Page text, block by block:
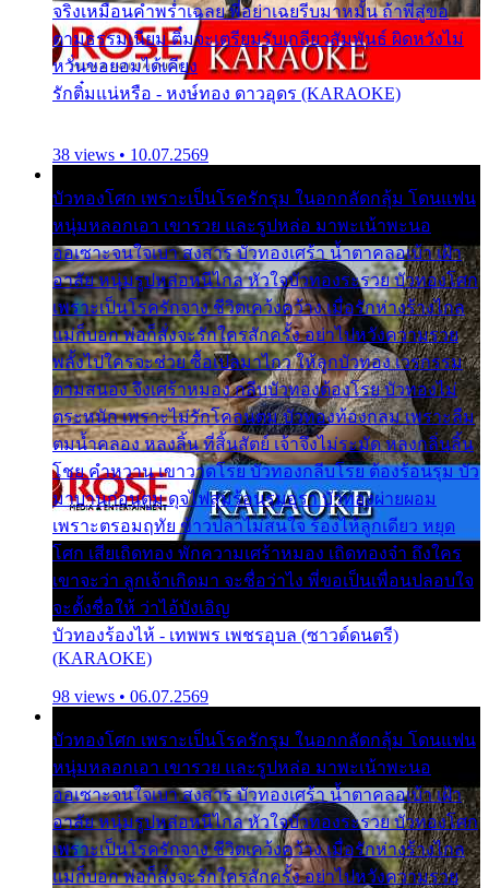
จริงเหมือนคำพร่ำเฉลย พี่อย่าเฉยรีบมาหมั้น ถ้าพี่สู่ขอ
ตามธรรมเนียม ติ๋มจะเตรียมรับเกลียวสัมพันธ์ ผิดหวังไม่
หวั่นขอยอมได้เคียง
รักติ๋มแน่หรือ - หงษ์ทอง ดาวอุดร (KARAOKE)
38 views • 10.07.2569
บัวทองโศก เพราะเป็นโรครักรุม ในอกกลัดกลุ้ม โดนแฟน
หนุ่มหลอกเอา เขารวย และรูปหล่อ มาพะเน้าพะนอ
ออเซาะจนใจเบา สงสาร บัวทองเศร้า น้ำตาคลอเบ้า เฝ้า
อาลัย หนุ่มรูปหล่อหนีไกล หัวใจบัวทองระรวย บัวทองโศก
เพราะเป็นโรครักจาง ชีวิตเคว้งคว้าง เมื่อรักห่างร้างไกล
แม่ก็บอก พ่อก็สั่งจะรักใครสักครั้ง อย่าไปหวังความรวย
พลั้งไปใครจะช่วย ซื้อเปลมาไกว ให้ลูกบัวทอง เวรกรรม
ตามสนอง จึงเศร้าหมอง กลีบบัวทองต้องโรย บัวทองไม่
ตระหนัก เพราะไม่รักโคลนตม บัวทองท้องกลม เพราะลืม
ตมน้ำคลอง หลงลิ้น ที่สิ้นสัตย์ เจ้าจึงไม่ระมัด หลงกลิ่นลิ้น
โชย คำหวาน เขาวาดโรย บัวทองกลีบโรย ต้องร้อนรุม บัว
มาบานก่อนตูม ดุจไฟสุมร้อนรุมอุรา บัวทองผ่ายผอม
เพราะตรอมฤทัย ข้าวปลาไม่สนใจ ร้องไห้ลูกเดียว หยุด
โศก เสียเถิดทอง พักความเศร้าหมอง เถิดทองจ๋า ถึงใคร
เขาจะว่า ลูกเจ้าเกิดมา จะชื่อว่าไง พี่ขอเป็นเพื่อนปลอบใจ
จะตั้งชื่อให้ ว่าไอ้บังเอิญ
บัวทองร้องไห้ - เทพพร เพชรอุบล (ซาวด์ดนตรี)
(KARAOKE)
98 views • 06.07.2569
บัวทองโศก เพราะเป็นโรครักรุม ในอกกลัดกลุ้ม โดนแฟน
หนุ่มหลอกเอา เขารวย และรูปหล่อ มาพะเน้าพะนอ
ออเซาะจนใจเบา สงสาร บัวทองเศร้า น้ำตาคลอเบ้า เฝ้า
อาลัย หนุ่มรูปหล่อหนีไกล หัวใจบัวทองระรวย บัวทองโศก
เพราะเป็นโรครักจาง ชีวิตเคว้งคว้าง เมื่อรักห่างร้างไกล
แม่ก็บอก พ่อก็สั่งจะรักใครสักครั้ง อย่าไปหวังความรวย